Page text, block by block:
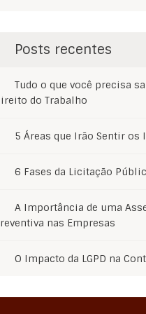
Posts recentes
Tudo o que você precisa
do Trabalho
5 Áreas que Irão Sentir os
6 Fases da Licitação
A Importância de uma
nas Empresas
O Impacto da LGPD na